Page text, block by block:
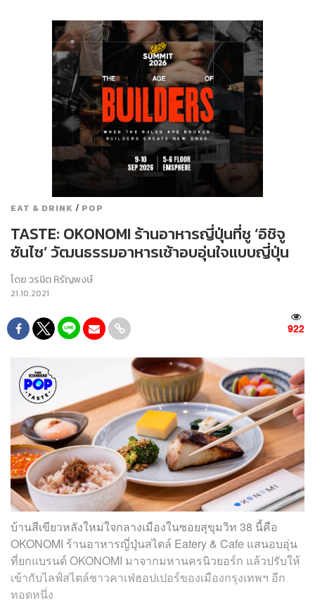
EAT & DRINK / POP
TASTE: OKONOMI ร้านอาหารญี่ปุ่นที่ชู ‘อิชิจู
ซันไซ’ วัฒนธรรมอาหารเช้าอบอุ่นใจแบบญี่ปุ่น
โดยวรนิต หิรัญพงษ์
21.10.2021
922
บ้านสีเขียวหลังใหม่ใจกลางเมืองในซอยสุขุมวิท 38 นี้คือ
OKONOMI ร้านอาหารญี่ปุ่นสไตล์ Eatery & Cafe แสนอบอุ่น
ที่ยกแบรนด์ OKONOMI มาจากมหานครนิวยอร์ก แล้วปรับให้
เข้ากับไลฟ์สไตล์ชาวคาเฟ่ฮอปเปอร์ของเมืองกรุงเทพฯ อีก
ทอดหนึ่ง